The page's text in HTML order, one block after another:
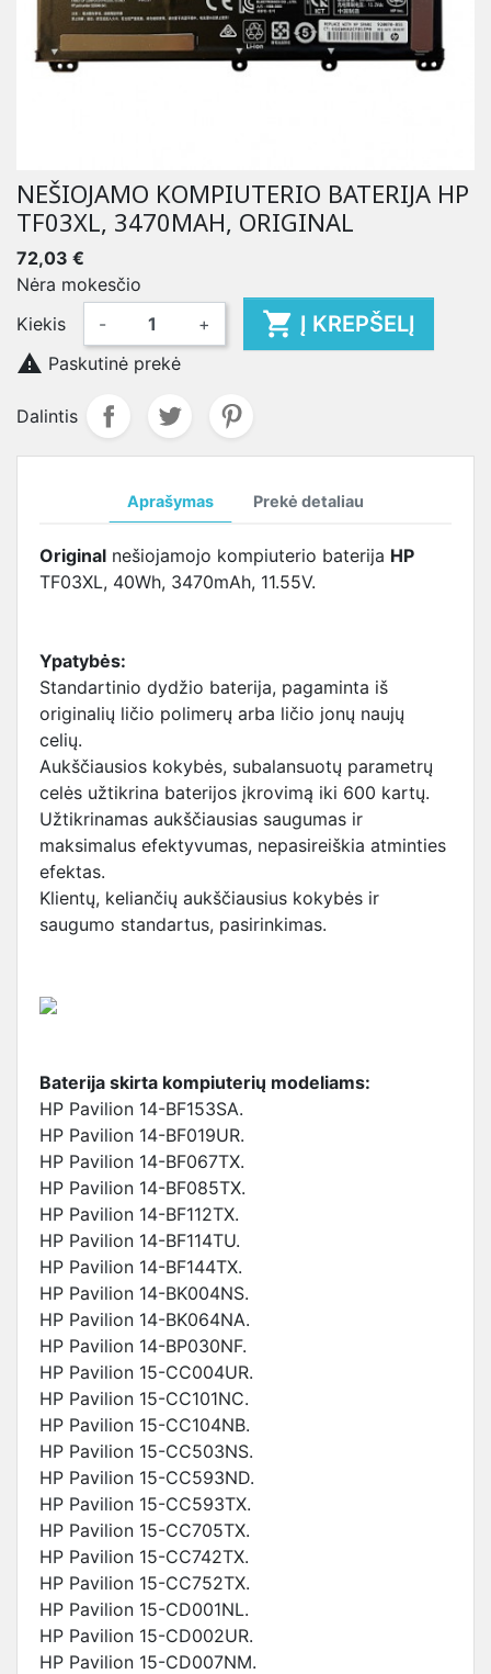
NEŠIOJAMO KOMPIUTERIO BATERIJA HP
TF03XL, 3470MAH, ORIGINAL
72,03 €
Nėra mokesčio
Kiekis
- +  Į KREPŠELĮ
 Paskutinė prekė
Dalintis
Aprašymas Prekė detaliau
Original nešiojamojo kompiuterio baterija HP
TF03XL, 40Wh, 3470mAh, 11.55V.
Ypatybės:
Standartinio dydžio baterija, pagaminta iš
originalių ličio polimerų arba ličio jonų naujų
celių.
Aukščiausios kokybės, subalansuotų parametrų
celės užtikrina baterijos įkrovimą iki 600 kartų.
Užtikrinamas aukščiausias saugumas ir
maksimalus efektyvumas, nepasireiškia atminties
efektas.
Klientų, keliančių aukščiausius kokybės ir
saugumo standartus, pasirinkimas.
Baterija skirta kompiuterių modeliams:
HP Pavilion 14-BF153SA.
HP Pavilion 14-BF019UR.
HP Pavilion 14-BF067TX.
HP Pavilion 14-BF085TX.
HP Pavilion 14-BF112TX.
HP Pavilion 14-BF114TU.
HP Pavilion 14-BF144TX.
HP Pavilion 14-BK004NS.
HP Pavilion 14-BK064NA.
HP Pavilion 14-BP030NF.
HP Pavilion 15-CC004UR.
HP Pavilion 15-CC101NC.
HP Pavilion 15-CC104NB.
HP Pavilion 15-CC503NS.
HP Pavilion 15-CC593ND.
HP Pavilion 15-CC593TX.
HP Pavilion 15-CC705TX.
HP Pavilion 15-CC742TX.
HP Pavilion 15-CC752TX.
HP Pavilion 15-CD001NL.
HP Pavilion 15-CD002UR.
HP Pavilion 15-CD007NM.